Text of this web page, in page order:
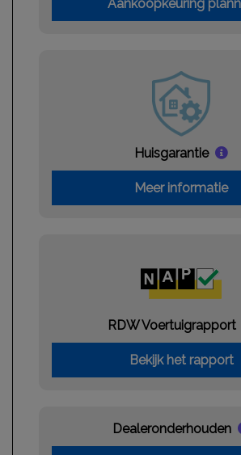
Passagiersairbag
Interieur
Achterbank in delen
Aluminium interieur afwerking
Elektrische ramen voor
Middenarmsteun voor
Sportstoelen
Stuur leder
Stuur verstelbaar
Aankoopkeuring
Huisgarantie
Meer informatie
RDW Voertuigrapport
Bekijk het rapport
Dealeronderhouden